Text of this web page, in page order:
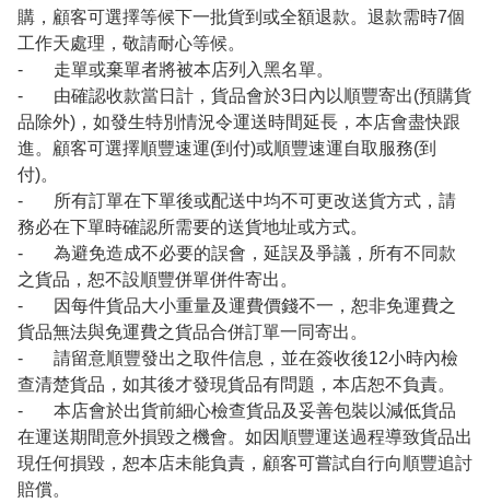
購，顧客可選擇等候下一批貨到或全額退款。退款需時7個
工作天處理，敬請耐心等候。
- 走單或棄單者將被本店列入黑名單。
- 由確認收款當日計，貨品會於3日內以順豐寄出(預購貨
品除外)，如發生特別情況令運送時間延長，本店會盡快跟
進。顧客可選擇順豐速運(到付)或順豐速運自取服務(到
付)。
- 所有訂單在下單後或配送中均不可更改送貨方式，請
務必在下單時確認所需要的送貨地址或方式。
- 為避免造成不必要的誤會，延誤及爭議，所有不同款
之貨品，恕不設順豐併單併件寄出。
- 因每件貨品大小重量及運費價錢不一，恕非免運費之
貨品無法與免運費之貨品合併訂單一同寄出。
- 請留意順豐發出之取件信息，並在簽收後12小時內檢
查清楚貨品，如其後才發現貨品有問題，本店恕不負責。
- 本店會於出貨前細心檢查貨品及妥善包裝以減低貨品
在運送期間意外損毀之機會。如因順豐運送過程導致貨品出
現任何損毀，恕本店未能負責，顧客可嘗試自行向順豐追討
賠償。